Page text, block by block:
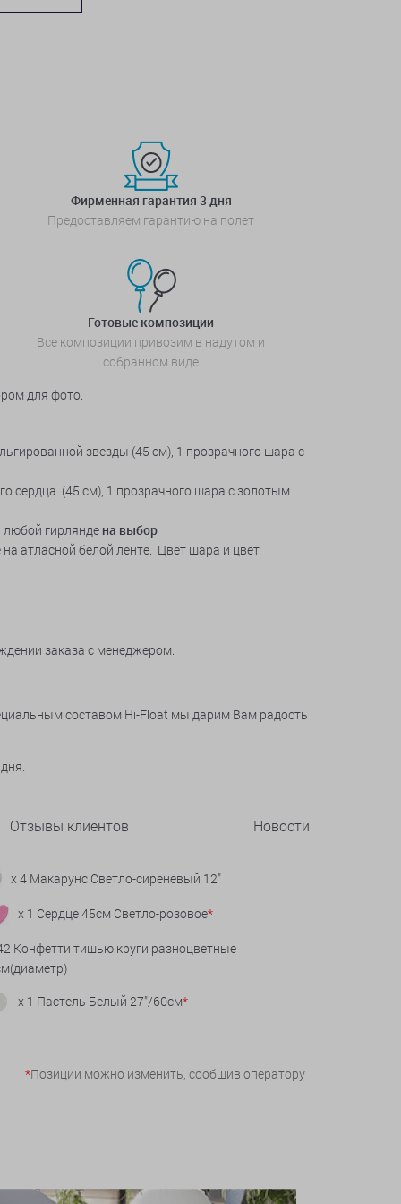
Фирменная гарантия 3 дня
Предоставляем гарантию на полет
Готовые композиции
Все композиции привозим в надутом и
собранном виде
для фото.
звезды (45 см), 1 прозрачного шара с
сердца (45 см), 1 прозрачного шара с золотым
гирлянде на выбор
атласной белой ленте. Цвет шара и цвет
заказа с менеджером.
составом Hi-Float мы дарим Вам радость
Отзывы клиентов Новости
x 4 Макарунс Светло-сиреневый 12"
x 1 Сердце 45см Светло-розовое*
Конфетти тишью круги разноцветные
x 1 Пастель Белый 27"/60см*
*Позиции можно изменить, сообщив оператору